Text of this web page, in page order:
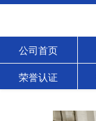
公司首页
荣誉认证